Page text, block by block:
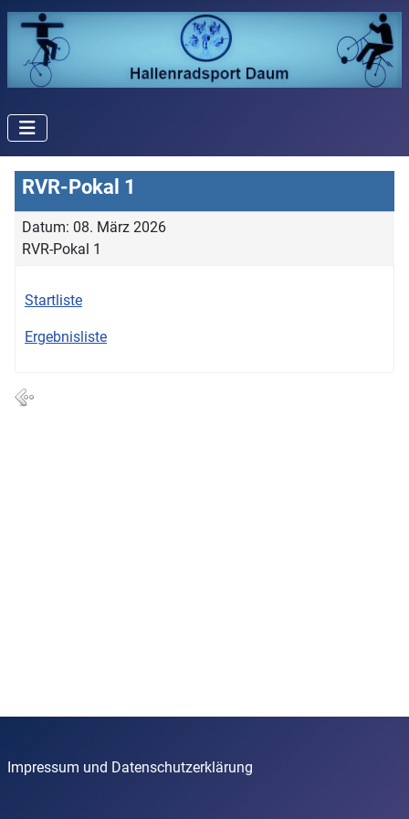
RVR-Pokal 1
Datum: 08. März 2026
RVR-Pokal 1
Startliste
Ergebnisliste
Impressum und Datenschutzerklärung